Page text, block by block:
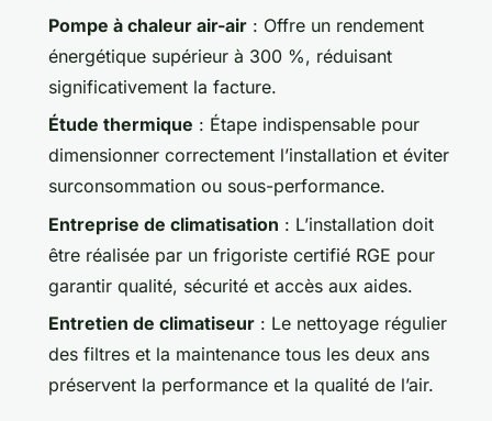
Pompe à chaleur air-air : Offre un rendement
énergétique supérieur à 300 %, réduisant
significativement la facture.
Étude thermique : Étape indispensable pour
dimensionner correctement l’installation et éviter
surconsommation ou sous-performance.
Entreprise de climatisation : L’installation doit
être réalisée par un frigoriste certifié RGE pour
garantir qualité, sécurité et accès aux aides.
Entretien de climatiseur : Le nettoyage régulier
des filtres et la maintenance tous les deux ans
préservent la performance et la qualité de l’air.